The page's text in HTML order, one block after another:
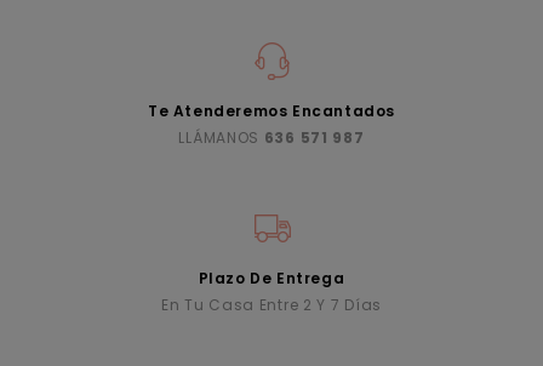
Te Atenderemos Encantados
LLÁMANOS 636 571 987
Plazo De Entrega
En Tu Casa Entre 2 Y 7 Días